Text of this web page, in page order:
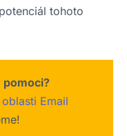
tohoto
pomoci?
Email